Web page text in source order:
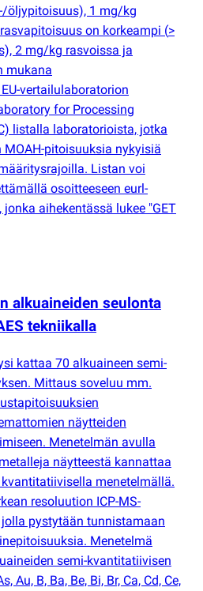
öljypitoisuus), 1 mg/kg
on korkeampi (>
2 mg/kg rasvoissa ja
mukana
vertailulaboratorion
for Processing
listalla laboratorioista, jotka
pitoisuuksia nykyisiä
Listan voi
osoitteeseen eurl-
aihekentässä lukee "GET
alkuaineiden seulonta
tekniikalla
kattaa 70 alkuaineen semi-
Mittaus soveluu mm.
näytteiden
Menetelmän avulla
näytteestä kannattaa
menetelmällä.
resoluution ICP-MS-
jolla pystytään tunnistamaan
Menetelmä
semi-kvantitatiivisen
Au, B, Ba, Be, Bi, Br, Ca, Cd, Ce,